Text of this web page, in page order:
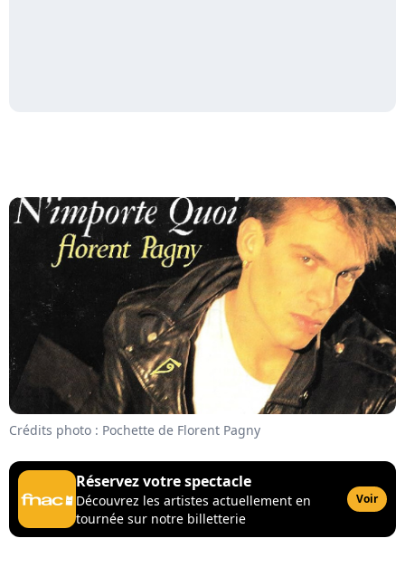
Crédits photo : Pochette de Florent Pagny
Réservez votre spectacle
Découvrez les artistes actuellement en
tournée sur notre billetterie
Voir